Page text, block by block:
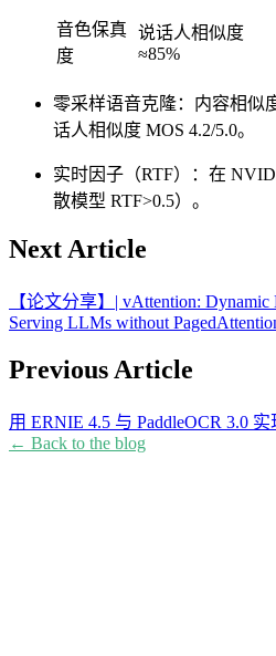
​​音色保真
度​​
说话人相似度
≈85%
零采样语音克隆​​：内容相似
话人相似度 MOS 4.2/5.0。
实时因子（RTF）​​：在
散模型 RTF>0.5）。
Next Article
【论文分享】| vAttention: Dynamic
Serving LLMs without
Previous Article
用 ERNIE 4.5 与 PaddleOCR 3.0
← Back to the blog